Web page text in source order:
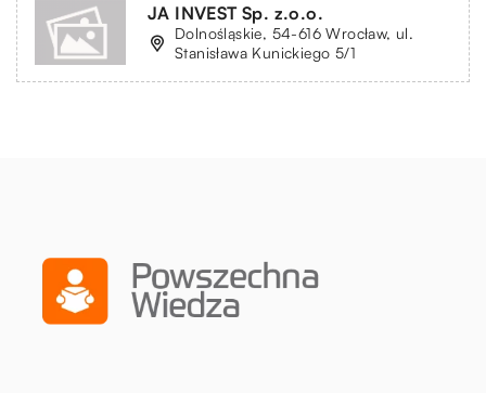
JA INVEST Sp. z.o.o.
Dolnośląskie, 54-616 Wrocław, ul.
Stanisława Kunickiego 5/1